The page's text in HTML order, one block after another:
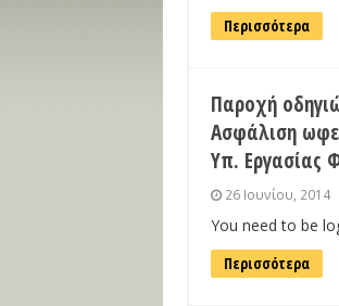
Περισσότερα
Παροχή
Ασφάλιση
Υπ. Εργασίας
26 Ιουνίου, 2014
You need to be
Περισσότερα